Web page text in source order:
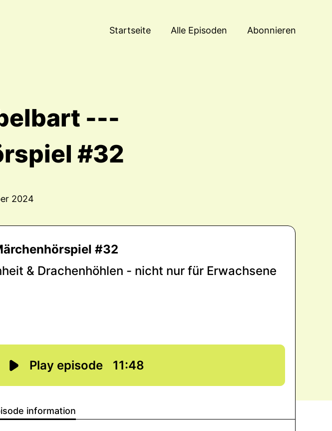
Startseite Alle Episoden Abonnieren
---
#32
2024